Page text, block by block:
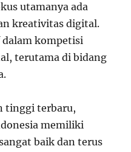
utamanya ada
kreativitas digital.
kompetisi
terutama di bidang
tinggi terbaru,
memiliki
baik dan terus